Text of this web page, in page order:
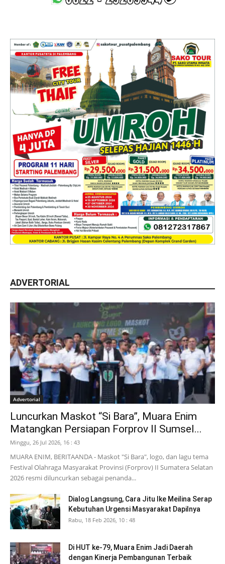
ADVERTORIAL
Advertorial
Luncurkan Maskot “Si Bara”, Muara Enim
Matangkan Persiapan Forprov II Sumsel...
Minggu, 26 Jul 2026, 16 : 43
MUARA ENIM, BERITAANDA - Maskot "Si Bara", logo, dan lagu tema
Festival Olahraga Masyarakat Provinsi (Forprov) II Sumatera Selatan
2026 resmi diluncurkan sebagai penanda...
Dialog Langsung, Cara Jitu Ike Meilina Serap
Kebutuhan Urgensi Masyarakat Dapilnya
Rabu, 18 Feb 2026, 10 : 48
Di HUT ke-79, Muara Enim Jadi Daerah
dengan Kinerja Pembangunan Terbaik